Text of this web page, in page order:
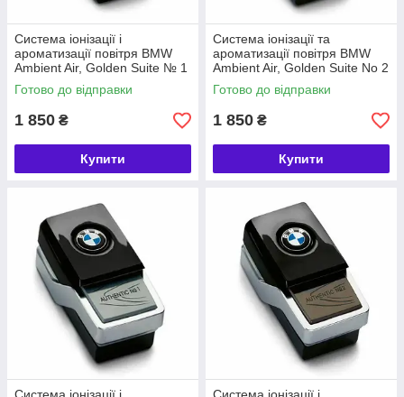
Система іонізації і
ароматизації повітря BMW
Ambient Air, Golden Suite № 1
(64119382609)
Готово до відправки
1 850 ₴
Купити
Система іонізації та
ароматизації повітря BMW
Ambient Air, Golden Suite No 2
(64119382615)
Готово до відправки
1 850 ₴
Купити